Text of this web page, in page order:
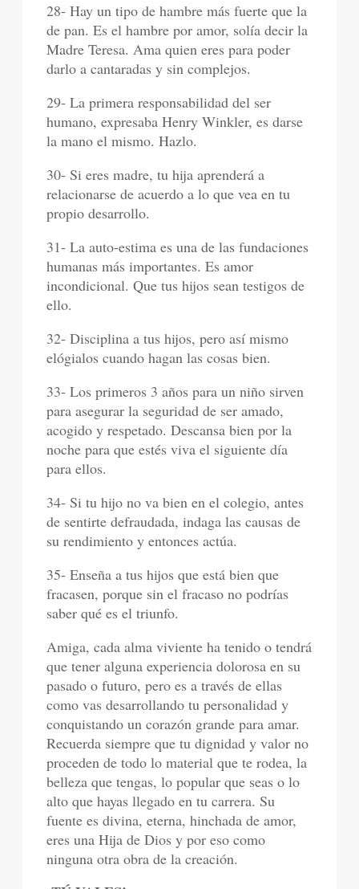
28- Hay un tipo de hambre más fuerte que la
de pan. Es el hambre por amor, solía decir la
Madre Teresa. Ama quien eres para poder
darlo a cantaradas y sin complejos.
29- La primera responsabilidad del ser
humano, expresaba Henry Winkler, es darse
la mano el mismo. Hazlo.
30- Si eres madre, tu hija aprenderá a
relacionarse de acuerdo a lo que vea en tu
propio desarrollo.
31- La auto-estima es una de las fundaciones
humanas más importantes. Es amor
incondicional. Que tus hijos sean testigos de
ello.
32- Disciplina a tus hijos, pero así mismo
elógialos cuando hagan las cosas bien.
33- Los primeros 3 años para un niño sirven
para asegurar la seguridad de ser amado,
acogido y respetado. Descansa bien por la
noche para que estés viva el siguiente día
para ellos.
34- Si tu hijo no va bien en el colegio, antes
de sentirte defraudada, indaga las causas de
su rendimiento y entonces actúa.
35- Enseña a tus hijos que está bien que
fracasen, porque sin el fracaso no podrías
saber qué es el triunfo.
Amiga, cada alma viviente ha tenido o tendrá
que tener alguna experiencia dolorosa en su
pasado o futuro, pero es a través de ellas
como vas desarrollando tu personalidad y
conquistando un corazón grande para amar.
Recuerda siempre que tu dignidad y valor no
proceden de todo lo material que te rodea, la
belleza que tengas, lo popular que seas o lo
alto que hayas llegado en tu carrera. Su
fuente es divina, eterna, hinchada de amor,
eres una Hija de Dios y por eso como
ninguna otra obra de la creación.